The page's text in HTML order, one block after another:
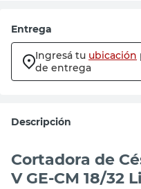
Entrega
Ingresá tu ubicación
de entrega
Descripción
Cortadora de
V GE-CM 18/32